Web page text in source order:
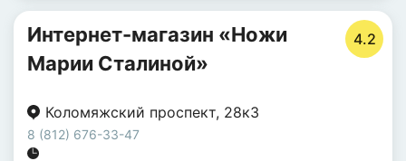
Интернет-магазин «Ножи
Марии Сталиной»
4.2
Коломяжский проспект, 28к3
8 (812) 676-33-47